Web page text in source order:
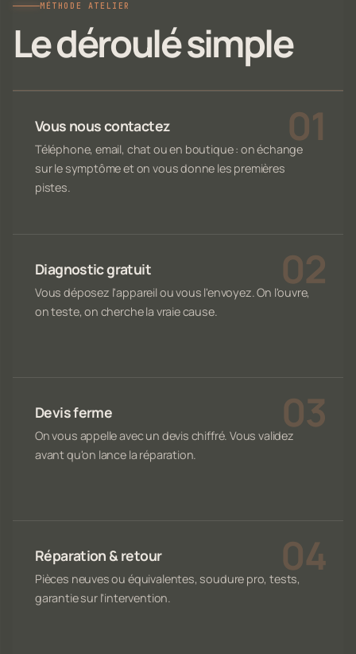
MÉTHODE ATELIER
Le déroulé simple
Vous nous contactez
Téléphone, email, chat ou en boutique : on échange
sur le symptôme et on vous donne les premières
pistes.
Diagnostic gratuit
Vous déposez l'appareil ou vous l'envoyez. On l'ouvre,
on teste, on cherche la vraie cause.
Devis ferme
On vous appelle avec un devis chiffré. Vous validez
avant qu'on lance la réparation.
Réparation & retour
Pièces neuves ou équivalentes, soudure pro, tests,
garantie sur l'intervention.